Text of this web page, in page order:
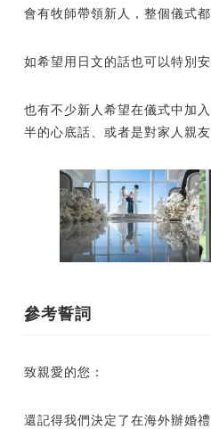
會有牧師帶領新人，整個儀式都
如希望用日文的話也可以特別安
也有不少新人希望在儀式中加
半的心底話、或者是對家人親友
參考誓詞
致親愛的您：
還記得我們決定了在海外辦婚